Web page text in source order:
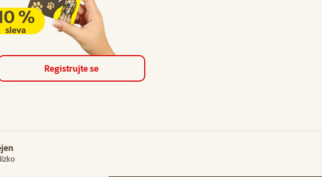
%
sleva
Registrujte se